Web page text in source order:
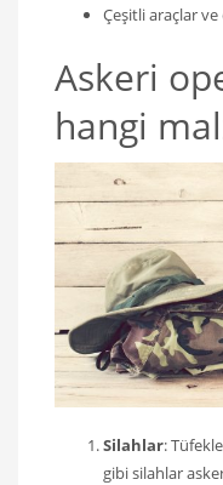
Çeşitli araçlar
Askeri
hangi
Silahlar:
gibi silahlar